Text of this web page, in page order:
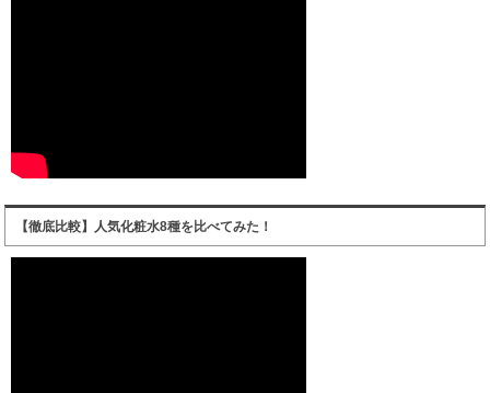
【徹底比較】人気化粧水8種を比べてみた！